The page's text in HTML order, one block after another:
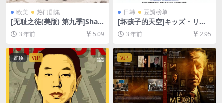
欧美 热门剧集
[无耻之徒(美版) 第九季]Sha
meless Season 9 (2018)[百
度网盘+夸克网盘1080P超清
载][MP4/42GB][中英字幕]
3 年前 5.09
日韩 豆瓣榜单
[坏孩子的天空]キッズ・リタ
ーン (1996)[百度网盘+夸克网
盘1080P超清未删减资源][网
B][中文字幕]
3 年前 2.95
置顶 VIP VIP